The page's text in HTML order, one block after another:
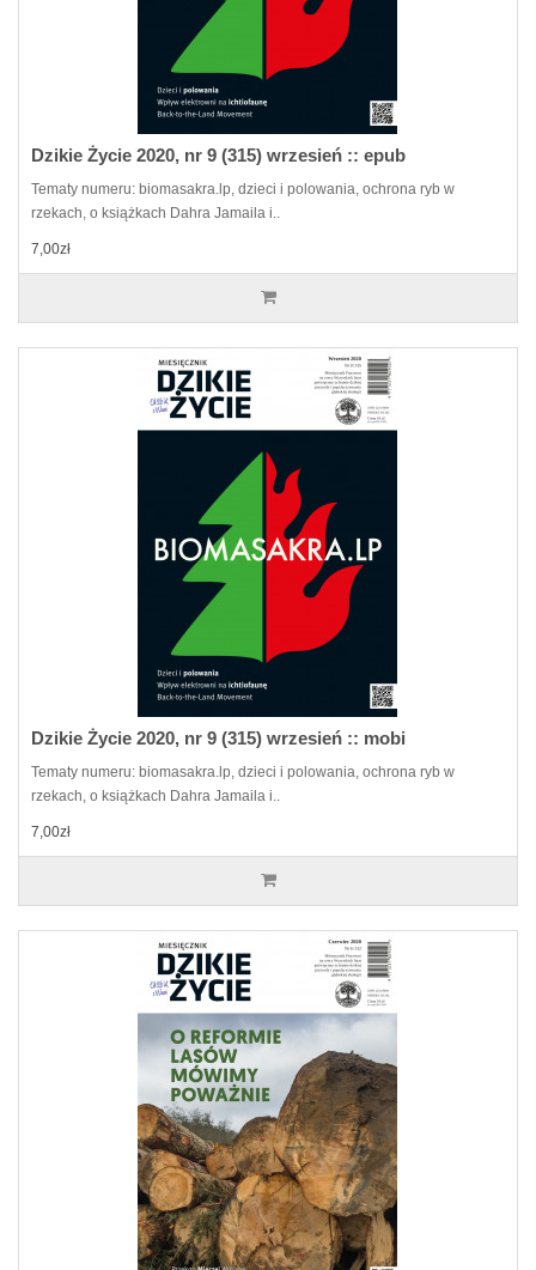
Dzikie Życie 2020, nr 9 (315) wrzesień :: epub
Tematy numeru: biomasakra.lp, dzieci i polowania, ochrona ryb w
rzekach, o książkach Dahra Jamaila i..
7,00zł
Dzikie Życie 2020, nr 9 (315) wrzesień :: mobi
Tematy numeru: biomasakra.lp, dzieci i polowania, ochrona ryb w
rzekach, o książkach Dahra Jamaila i..
7,00zł